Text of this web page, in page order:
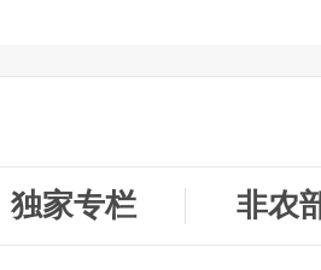
独家专栏 非农